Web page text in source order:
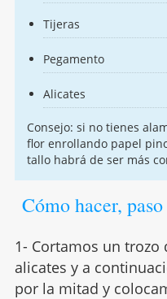
Tijeras
Pegamento
Alicates
Consejo: si no tienes
flor enrollando papel
tallo habrá de ser más
Cómo hacer,
1- Cortamos un
alicates y a
por la mitad y